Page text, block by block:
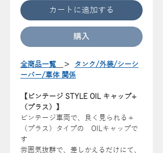
カートに追加する
購入
全商品一覧 ＞
タンク/外装/シーシ
ーバー/車体 関係
【ビンテージ STYLE OIL キャップ+
（プラス）】
ビンテージ車両で、良く見られる＋
（プラス）タイプの OILキャップで
す
雰囲気抜群で、差しかえるだけにて、